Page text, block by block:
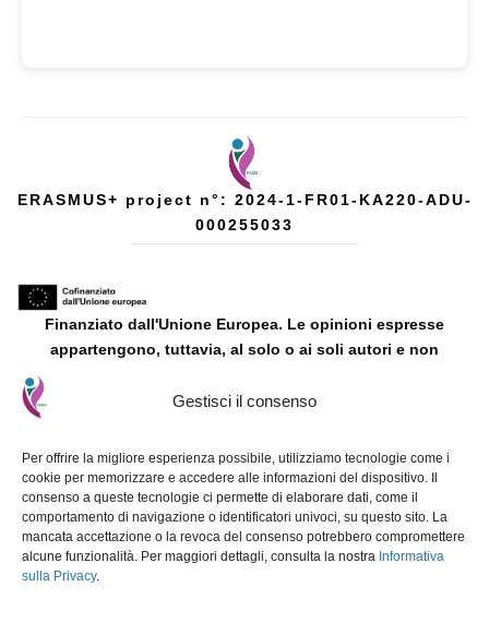
Gestisci il consenso
Per offrire la migliore esperienza possibile, utilizziamo tecnologie come i
cookie per memorizzare e accedere alle informazioni del dispositivo. Il
consenso a queste tecnologie ci permette di elaborare dati, come il
comportamento di navigazione o identificatori univoci, su questo sito. La
mancata accettazione o la revoca del consenso potrebbero compromettere
alcune funzionalità. Per maggiori dettagli, consulta la nostra Informativa
sulla Privacy.
ERASMUS+ project n°: 2024-1-FR01-KA220-ADU-
000255033
Finanziato dall'Unione Europea. Le opinioni espresse
appartengono, tuttavia, al solo o ai soli autori e non
riflettono necessariamente le opinioni dell'Unione Europea o
dell'Agenzia esecutiva europea per l’istruzione e la cultura
(EACEA). Né l'Unione Europea né l'EACEA possono esserne
ritenute responsabili.
© 2025 FADO. Designed and developed by